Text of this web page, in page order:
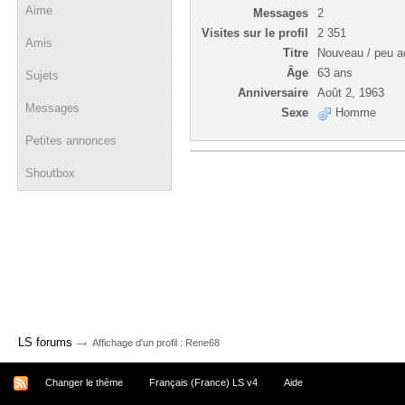
Aime
Amis
Sujets
Messages
Petites annonces
Shoutbox
Messages
2
Visites sur le profil
2 351
Titre
Nouveau / peu
Âge
63 ans
Anniversaire
Août 2, 1963
Sexe
Homme
LS forums → Affichage d'un profil : Rene68
Changer le thème Français (France) LS v4 Aide